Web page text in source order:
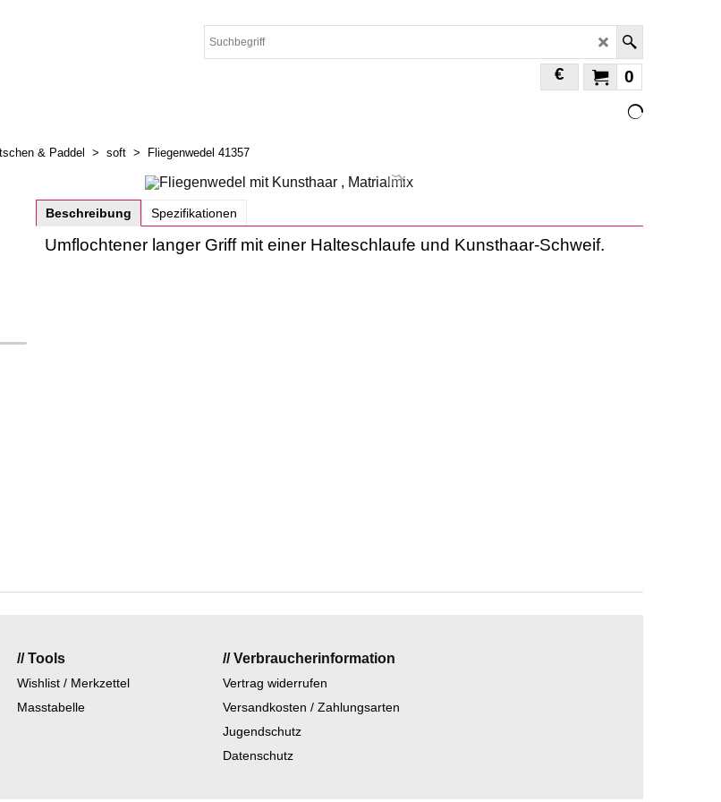
0
€
& Paddel > soft > Fliegenwedel 41357
Beschreibung Spezifikationen
Umflochtener langer Griff mit einer Halteschlaufe und Kunsthaar-Schweif.
// Tools
Wishlist / Merkzettel
Masstabelle
// Verbraucherinformation
Vertrag widerrufen
Versandkosten / Zahlungsarten
Jugendschutz
Datenschutz